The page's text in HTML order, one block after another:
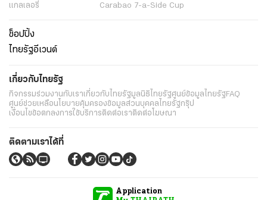
แกลเลอรี่
Carabao 7-a-Side Cup
ช็อปปิ้ง
ไทยรัฐอีเวนต์
เกี่ยวกับไทยรัฐ
กิจกรรมร่วมงานกับเราเกี่ยวกับไทยรัฐมูลนิธิไทยรัฐศูนย์ข้อมูลไทยรัฐFAQ
ศูนย์ช่วยเหลือนโยบายคุ้มครองข้อมูลส่วนบุคคลไทยรัฐกรุ๊ป
เงื่อนไขข้อตกลงการใช้บริการติดต่อเราติดต่อโฆษณา
ติดตามเราได้ที่
Application